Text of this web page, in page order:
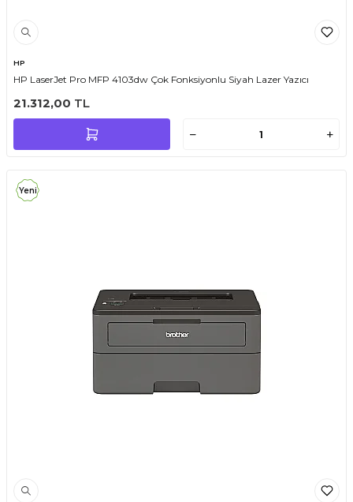
HP
HP LaserJet Pro MFP 4103dw Çok Fonksiyonlu Siyah Lazer Yazıcı
21.312,00 TL
Yeni